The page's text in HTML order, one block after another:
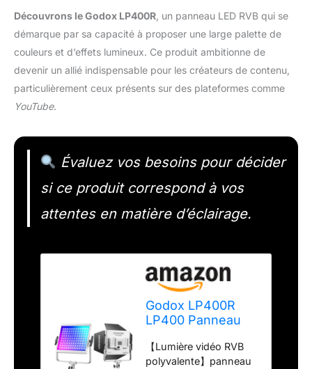
Découvrons le Godox LP400R , un panneau LED RVB qui se
démarque par sa capacité à proposer une large palette de
couleurs et d’effets lumineux. Ce produit ambitionne de
devenir un allié indispensable pour les créateurs de contenu,
particulièrement ceux présents sur des plateformes comme
YouTube.
Évaluez vos besoins pour décider
si ce produit correspond à vos
attentes en matière d’éclairage.
Godox LP400R
LP400 Panneau
contrôle par
Application,
【Lumière vidéo RVB
polyvalente】panneau